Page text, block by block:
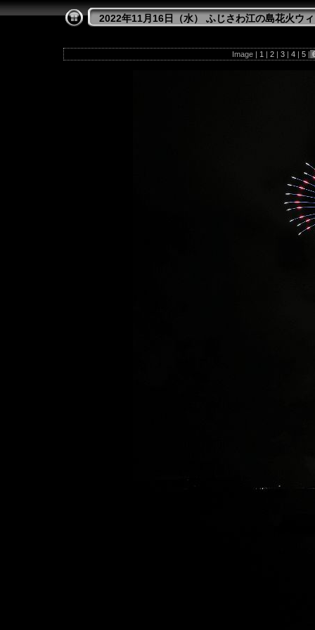
2022年11月16日（水） ふじさわ江の島花火ウ
Image | 1 | 2 | 3 | 4 | 5 |